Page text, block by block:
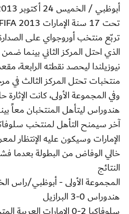
تربّع منتخب أوروجواي على
الذي احتل المركز الثاني بينما
نيوزيلندا ليحصد نقطته الرابعة،
منتخبات تحتل المركز الثالث في
وفي المجموعة الأولى، كانت
هندوراس ليتأهل المنتخبان معاً
آخر سيمنح التأهل لمنتخب
الإمارات وسيكون عليه الإنتظار
خالي الوفاض من البطولة بعدما
النتائج
المجموعة الأولى - أبوظبي/راس
هندوراس 0-3 البرازيل